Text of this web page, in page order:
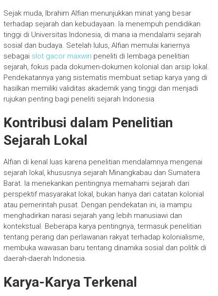
Sejak muda, Ibrahim Alfian menunjukkan minat yang besar
terhadap sejarah dan kebudayaan. Ia menempuh pendidikan
tinggi di Universitas Indonesia, di mana ia mendalami sejarah
sosial dan budaya. Setelah lulus, Alfian memulai kariernya
sebagai slot gacor maxwin peneliti di lembaga penelitian
sejarah, fokus pada dokumen-dokumen kolonial dan arsip lokal.
Pendekatannya yang sistematis membuat setiap karya yang di
hasilkan memiliki validitas akademik yang tinggi dan menjadi
rujukan penting bagi peneliti sejarah Indonesia.
Kontribusi dalam Penelitian
Sejarah Lokal
Alfian di kenal luas karena penelitian mendalamnya mengenai
sejarah lokal, khususnya sejarah Minangkabau dan Sumatera
Barat. Ia menekankan pentingnya memahami sejarah dari
perspektif masyarakat lokal, bukan hanya dari catatan kolonial
atau pemerintah pusat. Dengan pendekatan ini, ia mampu
menghadirkan narasi sejarah yang lebih manusiawi dan
kontekstual. Beberapa karya pentingnya, termasuk penelitian
tentang perang dan perlawanan rakyat terhadap kolonialisme,
membuka wawasan baru tentang dinamika sosial dan politik di
daerah-daerah Indonesia.
Karya-Karya Terkenal